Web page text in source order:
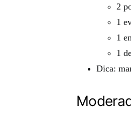
2
1
1
1
Dica: